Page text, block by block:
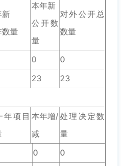
新
数量
本年新
公开数
量
对外公开总
数量
0
0
23
23
年项目 本年增/
减
处理决定数
量
0
0